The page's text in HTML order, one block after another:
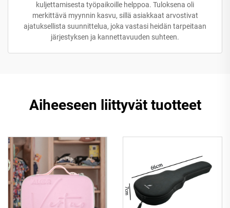
kuljettamisesta työpaikoille helppoa. Tuloksena oli
merkittävä myynnin kasvu, sillä asiakkaat arvostivat
ajatuksellista suunnittelua, joka vastasi heidän tarpeitaan
järjestyksen ja kannettavuuden suhteen.
Aiheeseen liittyvät tuotteet